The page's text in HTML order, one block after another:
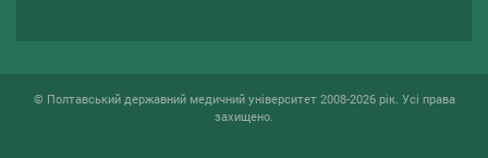
© Полтавський державний медичний університет 2008-2026 рік. Усі права
захищено.